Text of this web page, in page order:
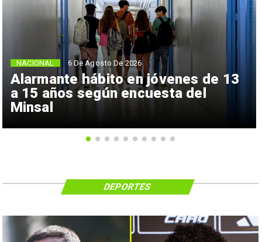
Alarmante hábito en jóvenes de 13
a 15 años según encuesta del
Minsal
NACIONAL 6 De Agosto De 2026
DEPORTES